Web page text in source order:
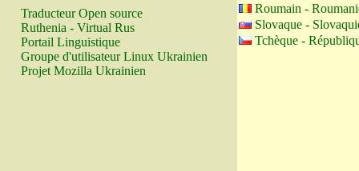
Traducteur Open source
Ruthenia - Virtual Rus
Portail Linguistique
Groupe d'utilisateur Linux Ukrainien
Projet Mozilla Ukrainien
Roumain -
Slovaque -
Tchèque -